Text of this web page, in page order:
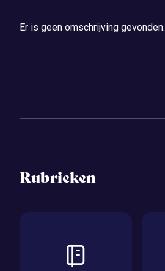
Er is geen omschrijving gevonden.
Rubrieken